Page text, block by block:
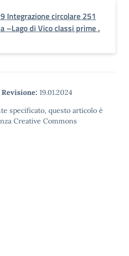
Integrazione circolare 251
–Lago di Vico classi prime .
Revisione: 19.01.2024
specificato, questo articolo è
Creative Commons